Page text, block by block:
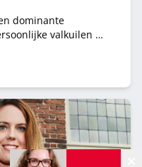
dominante
valkuilen en